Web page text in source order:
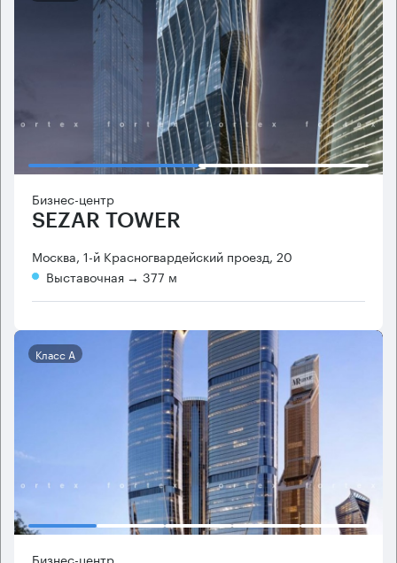
Бизнес-центр
SEZAR TOWER
Москва, 1-й Красногвардейский проезд, 20
Выставочная → 377 м
Класс А
Бизнес-центр